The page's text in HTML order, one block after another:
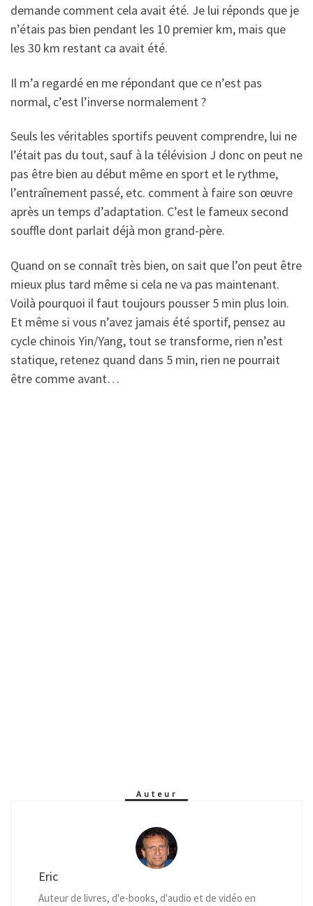
demande comment cela avait été. Je lui réponds que je
n’étais pas bien pendant les 10 premier km, mais que
les 30 km restant ca avait été.
Il m’a regardé en me répondant que ce n’est pas
normal, c’est l’inverse normalement ?
Seuls les véritables sportifs peuvent comprendre, lui ne
l’était pas du tout, sauf à la télévision J donc on peut ne
pas être bien au début même en sport et le rythme,
l’entraînement passé, etc. comment à faire son œuvre
après un temps d’adaptation. C’est le fameux second
souffle dont parlait déjà mon grand-père.
Quand on se connaît très bien, on sait que l’on peut être
mieux plus tard même si cela ne va pas maintenant.
Voilà pourquoi il faut toujours pousser 5 min plus loin.
Et même si vous n’avez jamais été sportif, pensez au
cycle chinois Yin/Yang, tout se transforme, rien n’est
statique, retenez quand dans 5 min, rien ne pourrait
être comme avant…
Auteur
Eric
Auteur de livres, d'e-books, d'audio et de vidéo en